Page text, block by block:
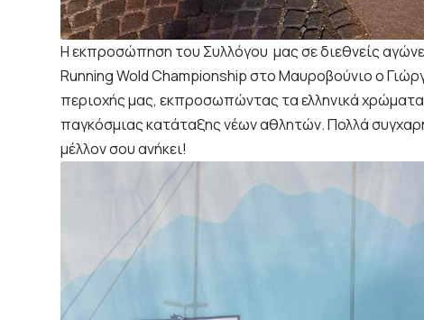
Η εκπροσώπηση του Συλλόγου μας σε διεθνείς
Running Wold Championship στο Μαυροβούνιο ο
περιοχής μας, εκπροσωπώντας τα ελληνικά
παγκόσμιας κατάταξης νέων αθλητών. Πολλά
μέλλον σου ανήκει!